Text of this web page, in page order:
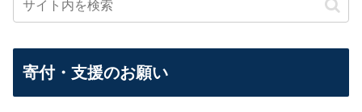
寄付・支援のお願い